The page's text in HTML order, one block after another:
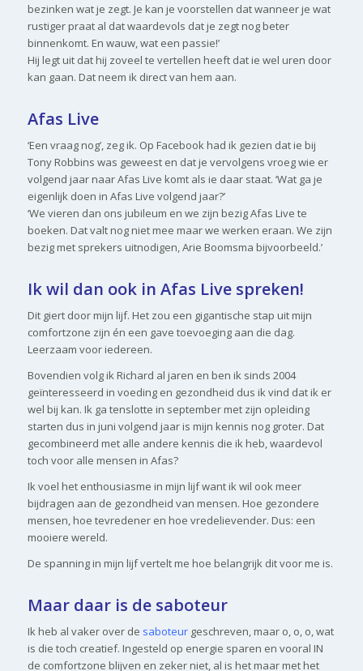
bezinken wat je zegt. Je kan je voorstellen dat wanneer je wat
rustiger praat al dat waardevols dat je zegt nog beter
binnenkomt. En wauw, wat een passie!’
Hij legt uit dat hij zoveel te vertellen heeft dat ie wel uren door
kan gaan. Dat neem ik direct van hem aan.
Afas Live
‘Een vraag nog’, zeg ik. Op Facebook had ik gezien dat ie bij
Tony Robbins was geweest en dat je vervolgens vroeg wie er
volgend jaar naar Afas Live komt als ie daar staat. ‘Wat ga je
eigenlijk doen in Afas Live volgend jaar?’
‘We vieren dan ons jubileum en we zijn bezig Afas Live te
boeken. Dat valt nog niet mee maar we werken eraan. We zijn
bezig met sprekers uitnodigen, Arie Boomsma bijvoorbeeld.’
Ik wil dan ook in Afas Live spreken!
Dit giert door mijn lijf. Het zou een gigantische stap uit mijn
comfortzone zijn én een gave toevoeging aan die dag.
Leerzaam voor iedereen.
Bovendien volg ik Richard al jaren en ben ik sinds 2004
geïnteresseerd in voeding en gezondheid dus ik vind dat ik er
wel bij kan. Ik ga tenslotte in september met zijn opleiding
starten dus in juni volgend jaar is mijn kennis nog groter. Dat
gecombineerd met alle andere kennis die ik heb, waardevol
toch voor alle mensen in Afas?
Ik voel het enthousiasme in mijn lijf want ik wil ook meer
bijdragen aan de gezondheid van mensen. Hoe gezondere
mensen, hoe tevredener en hoe vredelievender. Dus: een
mooiere wereld.
De spanning in mijn lijf vertelt me hoe belangrijk dit voor me is.
Maar daar is de saboteur
Ik heb al vaker over de saboteurgeschreven, maar o, o, o, wat
is die toch creatief. Ingesteld op energie sparen en vooral IN
de comfortzone blijven en zeker niet, al is het maar met het